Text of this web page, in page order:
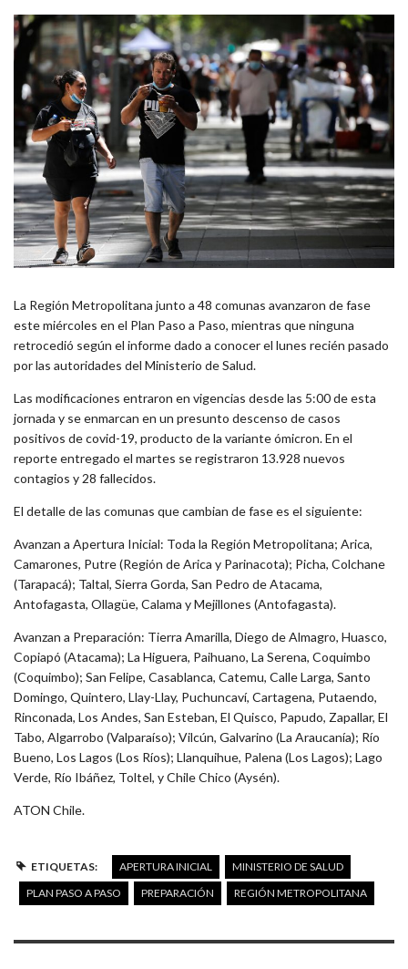
La Región Metropolitana junto a 48 comunas avanzaron de fase
este miércoles en el Plan Paso a Paso, mientras que ninguna
retrocedió según el informe dado a conocer el lunes recién pasado
por las autoridades del Ministerio de Salud.
Las modificaciones entraron en vigencias desde las 5:00 de esta
jornada y se enmarcan en un presunto descenso de casos
positivos de covid-19, producto de la variante ómicron. En el
reporte entregado el martes se registraron 13.928 nuevos
contagios y 28 fallecidos.
El detalle de las comunas que cambian de fase es el siguiente:
Avanzan a Apertura Inicial: Toda la Región Metropolitana; Arica,
Camarones, Putre (Región de Arica y Parinacota); Picha, Colchane
(Tarapacá); Taltal, Sierra Gorda, San Pedro de Atacama,
Antofagasta, Ollagüe, Calama y Mejillones (Antofagasta).
Avanzan a Preparación: Tierra Amarilla, Diego de Almagro, Huasco,
Copiapó (Atacama); La Higuera, Paihuano, La Serena, Coquimbo
(Coquimbo); San Felipe, Casablanca, Catemu, Calle Larga, Santo
Domingo, Quintero, Llay-Llay, Puchuncaví, Cartagena, Putaendo,
Rinconada, Los Andes, San Esteban, El Quisco, Papudo, Zapallar, El
Tabo, Algarrobo (Valparaíso); Vilcún, Galvarino (La Araucanía); Río
Bueno, Los Lagos (Los Ríos); Llanquihue, Palena (Los Lagos); Lago
Verde, Río Ibáñez, Toltel, y Chile Chico (Aysén).
ATON Chile.
ETIQUETAS: APERTURA INICIAL
MINISTERIO DE SALUD
PLAN PASO A PASO
PREPARACIÓN REGIÓN METROPOLITANA